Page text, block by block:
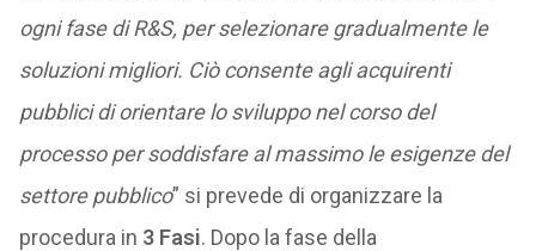
ogni fase di R&S, per selezionare gradualmente le
soluzioni migliori. Ciò consente agli acquirenti
pubblici di orientare lo sviluppo nel corso del
processo per soddisfare al massimo le esigenze del
settore pubblico” si prevede di organizzare la
procedura in 3 Fasi. Dopo la fase della